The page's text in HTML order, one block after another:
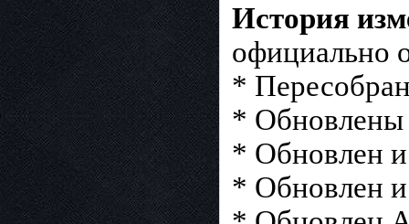
История
официально
*
* Обновлены
* Обновлен и
* Обновлен